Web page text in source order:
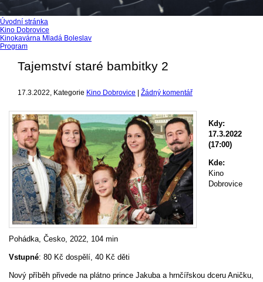
Úvodní stránka
Kino Dobrovice
Kinokavárna Mladá Boleslav
Program
Tajemství staré bambitky 2
17.3.2022, Kategorie Kino Dobrovice Žádný komentář
Kdy:
17.3.2022
(17:00)
Kde:
Kino
Dobrovice
Pohádka, Česko, 2022, 104 min
Vstupné: 80 Kč dospělí, 40 Kč děti
Nový příběh přivede na plátno prince Jakuba a hrnčířskou dceru Aničku,